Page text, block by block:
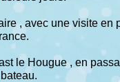
, avec une visite
le Hougue , en